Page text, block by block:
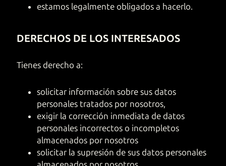
estamos legalmente obligados a hacerlo.
DERECHOS DE LOS INTERESADOS
Tienes derecho a:
solicitar información sobre sus datos
personales tratados por nosotros,
exigir la corrección inmediata de datos
personales incorrectos o incompletos
almacenados por nosotros
solicitar la supresión de sus datos personales